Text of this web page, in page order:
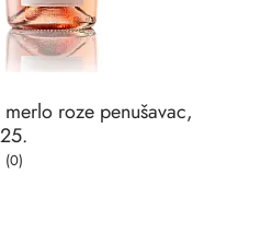
roze penušavac,
(0)